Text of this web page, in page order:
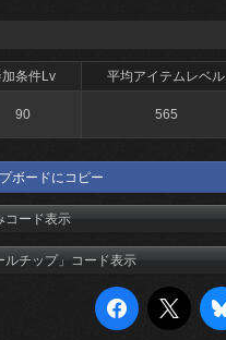
条件Lv 平均アイテムレベル
90 565
ボードにコピー
コード表示
ルチップ」コード表示